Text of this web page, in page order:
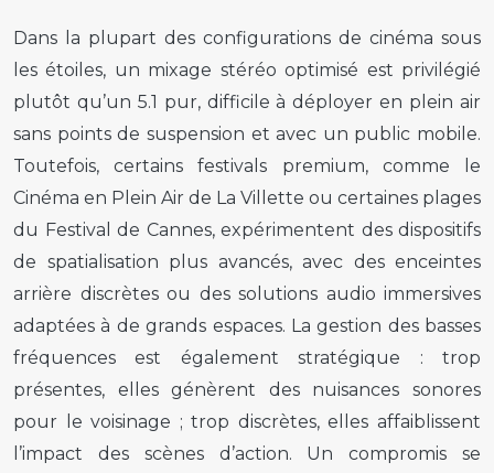
Dans la plupart des configurations de cinéma sous
les étoiles, un mixage stéréo optimisé est privilégié
plutôt qu’un 5.1 pur, difficile à déployer en plein air
sans points de suspension et avec un public mobile.
Toutefois, certains festivals premium, comme le
Cinéma en Plein Air de La Villette ou certaines plages
du Festival de Cannes, expérimentent des dispositifs
de spatialisation plus avancés, avec des enceintes
arrière discrètes ou des solutions audio immersives
adaptées à de grands espaces. La gestion des basses
fréquences est également stratégique : trop
présentes, elles génèrent des nuisances sonores
pour le voisinage ; trop discrètes, elles affaiblissent
l’impact des scènes d’action. Un compromis se